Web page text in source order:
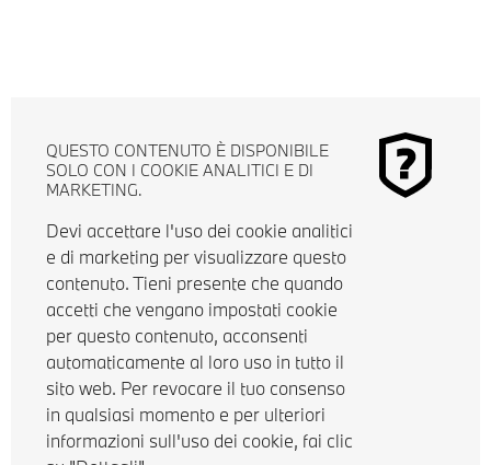
QUESTO CONTENUTO È DISPONIBILE
SOLO CON I COOKIE ANALITICI E DI
MARKETING.
Devi accettare l'uso dei cookie analitici
e di marketing per visualizzare questo
contenuto. Tieni presente che quando
accetti che vengano impostati cookie
per questo contenuto, acconsenti
automaticamente al loro uso in tutto il
sito web. Per revocare il tuo consenso
in qualsiasi momento e per ulteriori
informazioni sull'uso dei cookie, fai clic